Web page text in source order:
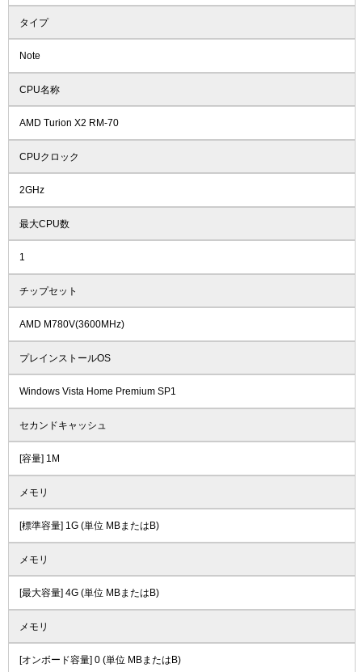
タイプ
Note
CPU名称
AMD Turion X2 RM-70
CPUクロック
2GHz
最大CPU数
1
チップセット
AMD M780V(3600MHz)
プレインストールOS
Windows Vista Home Premium SP1
セカンドキャッシュ
[容量] 1M
メモリ
[標準容量] 1G (単位 MBまたはB)
メモリ
[最大容量] 4G (単位 MBまたはB)
メモリ
[オンボード容量] 0 (単位 MBまたはB)